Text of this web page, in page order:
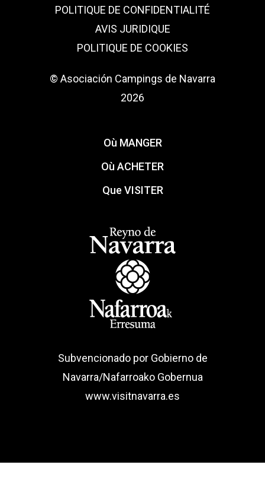
POLITIQUE DE CONFIDENTIALITÉ
AVIS JURIDIQUE
POLITIQUE DE COOKIES
© Asociación Campings de Navarra
2026
Où MANGER
Où ACHETER
Que VISITER
Subvencionado por Gobierno de
Navarra/Nafarroako Gobernua
www.visitnavarra.es